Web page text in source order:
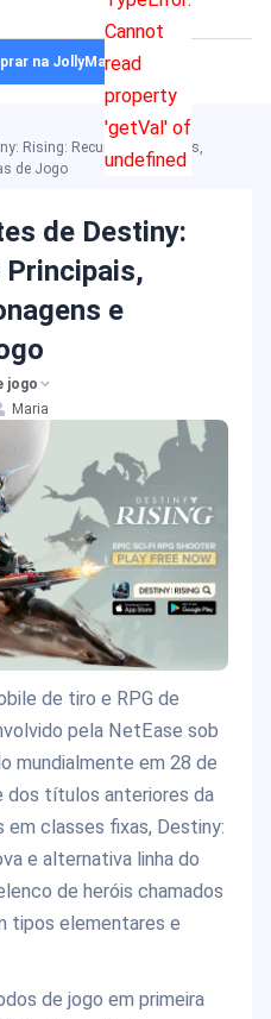
Cannot
read
property
'getVal' of
undefined
na JollyMax
Rising: Recursos Principais,
de Jogo
de Destiny:
Principais,
e
jogo
Maria
de tiro e RPG de
pela NetEase sob
mundialmente em 28 de
dos títulos anteriores da
em classes fixas, Destiny:
e alternativa linha do
de heróis chamados
tipos elementares e
de jogo em primeira